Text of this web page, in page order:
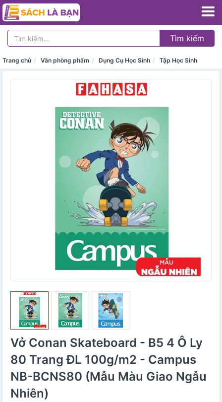
Tìm kiếm
Trang chủ Văn phòng phẩm Dụng Cụ Học Sinh Tập Học Sinh
Vở Conan Skateboard - B5 4 Ô Ly
80 Trang ĐL 100g/m2 - Campus
NB-BCNS80 (Mẫu Màu Giao Ngẫu
Nhiên)